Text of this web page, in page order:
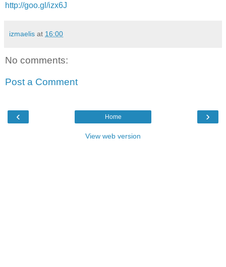
http://goo.gl/izx6J
izmaelis at 16:00
No comments:
Post a Comment
‹ ›
Home
View web version